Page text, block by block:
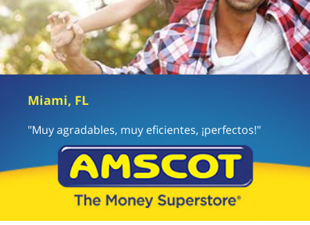
Miami, FL
"Muy agradables, muy eficientes, ¡perfectos!"